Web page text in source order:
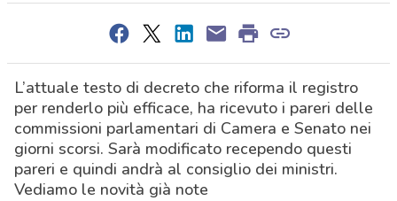
L’attuale testo di decreto che riforma il registro
per renderlo più efficace, ha ricevuto i pareri delle
commissioni parlamentari di Camera e Senato nei
giorni scorsi. Sarà modificato recependo questi
pareri e quindi andrà al consiglio dei ministri.
Vediamo le novità già note